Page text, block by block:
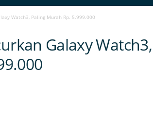
Watch3, Paling Murah Rp. 5.999.000
Galaxy